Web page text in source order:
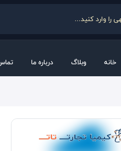
خانه وبلاگ درباره ما